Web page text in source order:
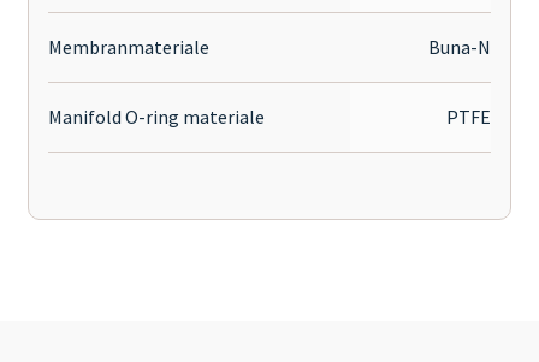
Membranmateriale Buna-N
Manifold O-ring materiale PTFE